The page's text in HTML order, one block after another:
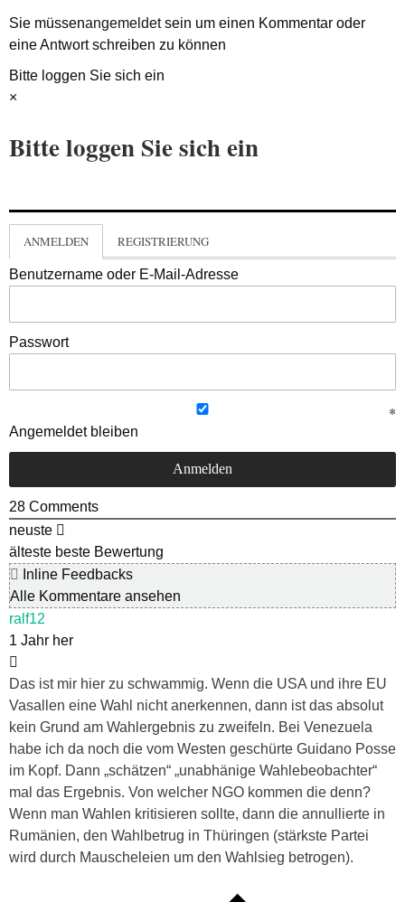
Sie müssenangemeldetsein um einen Kommentar oder
eine Antwort schreiben zu können
Bitte loggen Sie sich ein
×
Bitte loggen Sie sich ein
ANMELDEN REGISTRIERUNG
Benutzername oder E-Mail-Adresse
Passwort
Angemeldet bleiben
28 Comments
neuste
älteste beste Bewertung
Inline Feedbacks
Alle Kommentare ansehen
ralf12
1 Jahr her
Das ist mir hier zu schwammig. Wenn die USA und ihre EU
Vasallen eine Wahl nicht anerkennen, dann ist das absolut
kein Grund am Wahlergebnis zu zweifeln. Bei Venezuela
habe ich da noch die vom Westen geschürte Guidano Posse
im Kopf. Dann „schätzen“ „unabhänige Wahlebeobachter“
mal das Ergebnis. Von welcher NGO kommen die denn?
Wenn man Wahlen kritisieren sollte, dann die annullierte in
Rumänien, den Wahlbetrug in Thüringen (stärkste Partei
wird durch Mauscheleien um den Wahlsieg betrogen).